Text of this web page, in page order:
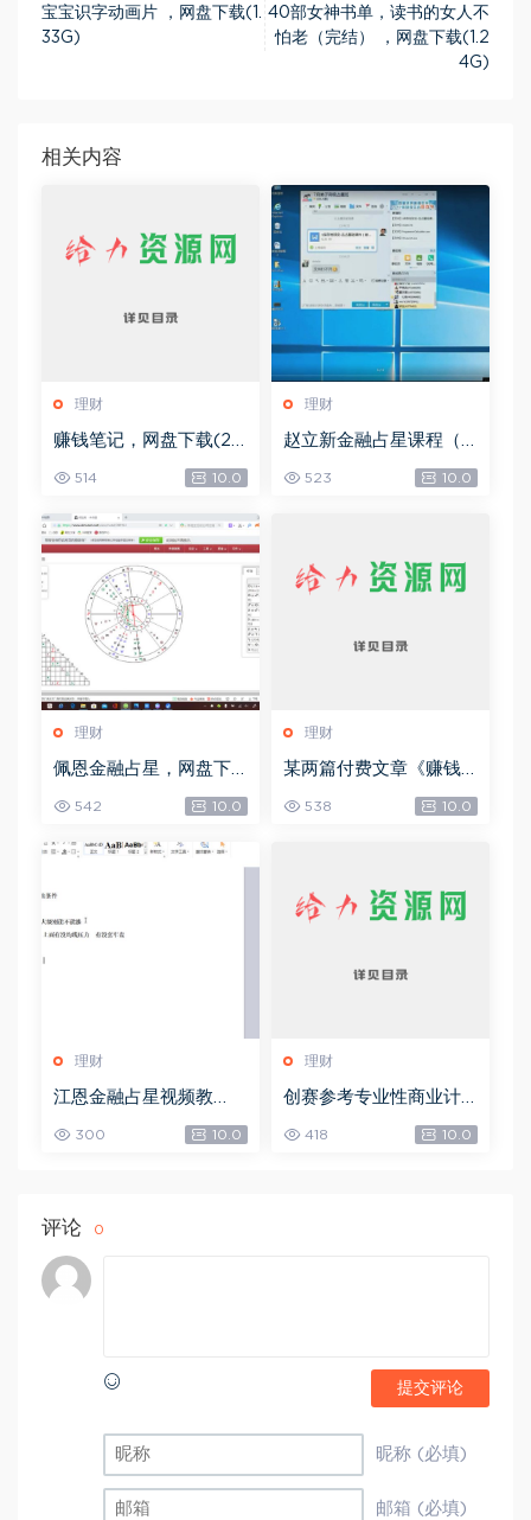
宝宝识字动画片 ，网盘下载(1.
33G)
40部女神书单，读书的女人不
怕老（完结） ，网盘下载(1.2
4G)
相关内容
理财
赚钱笔记，网盘下载(22.
514 10.0
理财
赵立新金融占星课程（2
017年度），网盘下载(4
9.14G)
523 10.0
理财
佩恩金融占星，网盘下
542 10.0
理财
某两篇付费文章《赚钱
的境界》+《流量密码暗
黑版》，网盘下载(10.41
538 10.0
理财
江恩金融占星视频教
程，网盘下载(9.96G)
300 10.0
理财
创赛参考专业性商业计
划书-创业方向，网盘下
载(539.32M)
418 10.0
评论 0
提交评论
昵称 (必填)
邮箱 (必填)